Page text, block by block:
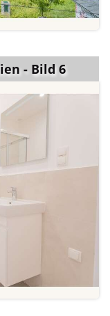
- Bild 6